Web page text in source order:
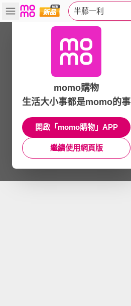
半藤一利
momo購物
生活大小事都是momo的事
開啟「momo購物」APP
繼續使用網頁版